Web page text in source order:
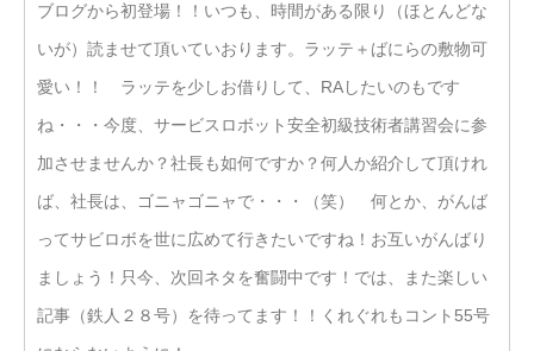
ブログから初登場！！いつも、時間がある限り（ほとんどな
いが）読ませて頂いていおります。ラッテ＋ばにらの敷物可
愛い！！ ラッテを少しお借りして、RAしたいのもです
ね・・・今度、サービスロボット安全初級技術者講習会に参
加させませんか？社長も如何ですか？何人か紹介して頂けれ
ば、社長は、ゴニャゴニャで・・・（笑） 何とか、がんば
ってサビロボを世に広めて行きたいですね！お互いがんばり
ましょう！只今、次回ネタを奮闘中です！では、また楽しい
記事（鉄人２８号）を待ってます！！くれぐれもコント55号